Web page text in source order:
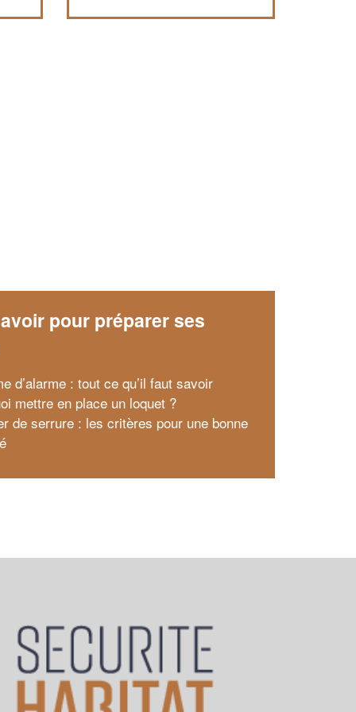
pour préparer ses
d’alarme : tout ce qu’il faut savoir
mettre en place un loquet ?
de serrure : les critères pour une bonne